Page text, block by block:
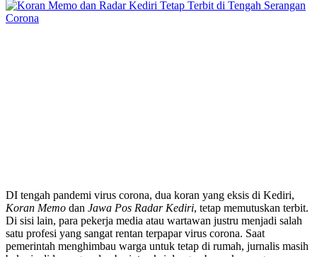
DI tengah pandemi virus corona, dua koran yang eksis di Kediri,
Koran Memo dan Jawa Pos Radar Kediri, tetap memutuskan terbit.
Di sisi lain, para pekerja media atau wartawan justru menjadi salah
satu profesi yang sangat rentan terpapar virus corona. Saat
pemerintah menghimbau warga untuk tetap di rumah, jurnalis masih